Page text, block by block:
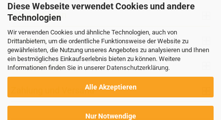
Diese Webseite verwendet Cookies und andere
Technologien
Wir verwenden Cookies und ähnliche Technologien, auch von
Drittanbietern, um die ordentliche Funktionsweise der Website zu
gewährleisten, die Nutzung unseres Angebotes zu analysieren und Ihnen
ein bestmögliches Einkaufserlebnis bieten zu können. Weitere
Informationen finden Sie in unserer Datenschutzerklärung.
Alle Akzeptieren
Nur Notwendige
Informationen
Ihr Konto
Kontaktdaten
Zahlung und Versand